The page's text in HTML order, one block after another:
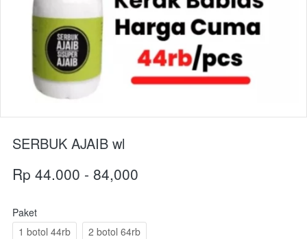
SERBUK AJAIB wl
Rp 44.000 - 84,000
Paket
1 botol 44rb
2 botol 64rb